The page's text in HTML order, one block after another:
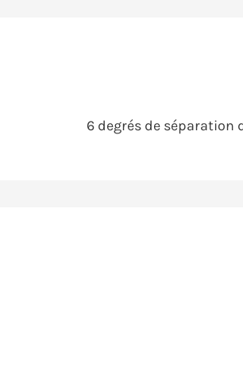
6 degrés de séparation